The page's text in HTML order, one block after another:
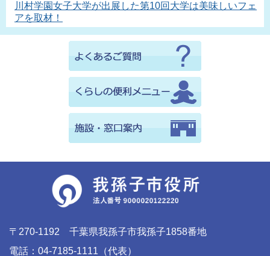
川村学園女子大学が出展した第10回大学は美味しいフェ
アを取材！
〒270-1192 千葉県我孫子市我孫子1858番地
電話：04-7185-1111（代表）